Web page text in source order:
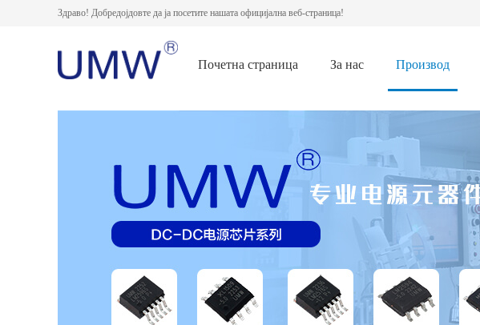
Здраво! Добредојдовте да ја посетите нашата официјална веб-страница!
Почетна страница За нас Производ